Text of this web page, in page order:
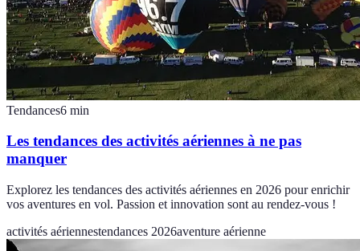
Tendances6 min
Les tendances des activités aériennes à ne pas
manquer
Explorez les tendances des activités aériennes en 2026 pour enrichir
vos aventures en vol. Passion et innovation sont au rendez-vous !
activités aériennestendances 2026aventure aérienne